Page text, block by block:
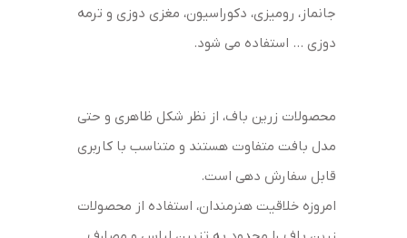
جانماز، رومیزی، دکوراسیون، مغزی دوزی و ترمه
دوزی … استفاده می شود.
محصولات زرین باف، از نظر شکل ظاهری و حتی
مدل بافت متفاوت هستند و متناسب با کاربری
قابل سفارش دهی است.
امروزه خلاقیت هنرمندان، استفاده از محصولات